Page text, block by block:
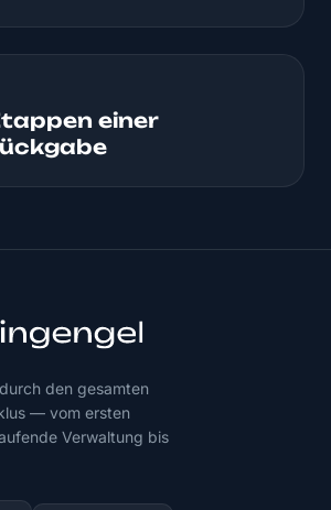
einer
den gesamten
— vom ersten
Verwaltung bis